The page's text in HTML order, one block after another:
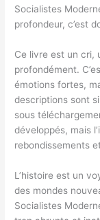
Socialistes
profondeur, c’est
Ce livre est un cri,
profondément.
émotions fortes,
descriptions sont
sous
développés, mais
rebondissements
L’histoire est un
des mondes
Socialistes